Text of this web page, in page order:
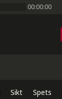
00:00:00
Sikt Spets